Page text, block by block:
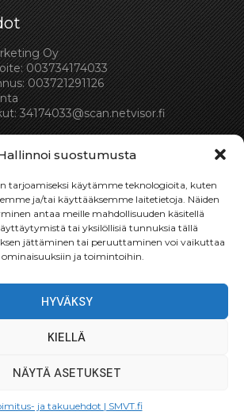
suostumusta
tarjoamiseksi käytämme teknologioita, kuten
ja/tai käyttääksemme laitetietoja. Näiden
antaa meille mahdollisuuden käsitellä
tai yksilöllisiä tunnuksia tällä
jättäminen tai peruuttaminen voi vaikuttaa
ja toimintoihin.
HYVÄKSY
KIELLÄ
NÄYTÄ ASETUKSET
ja takuuehdot | SMVT.fi
Oy
003734174033
003721291126
34174033@scan.netvisor.fi
perille toimitusperiaatteella siihen
yleensä noin yksi (1) viikko tilauspäivästä.
Suomen Moottori ja Vaihteistotuonti